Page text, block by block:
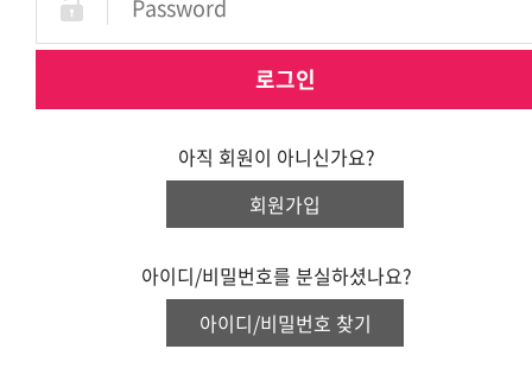
로그인
아직 회원이 아니신가요?
회원가입
아이디/비밀번호를 분실하셨나요?
아이디/비밀번호 찾기